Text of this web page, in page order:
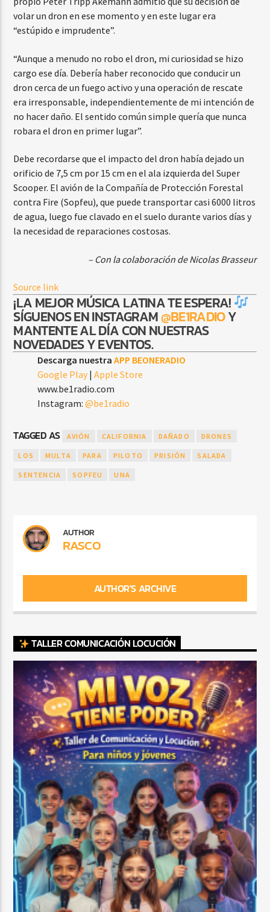
volar un dron en ese momento y en este lugar era
“estúpido e imprudente”.
“Aunque a menudo no robo el dron, mi curiosidad se hizo
cargo ese día. Debería haber reconocido que conducir un
dron cerca de un fuego activo y una operación de rescate
era irresponsable, independientemente de mi intención de
no hacer daño. El sentido común simple quería que nunca
robara el dron en primer lugar”.
Debe recordarse que el impacto del dron había dejado un
orificio de 7,5 cm por 15 cm en el ala izquierda del Super
Scooper. El avión de la Compañía de Protección Forestal
contra Fire (Sopfeu), que puede transportar casi 6000 litros
de agua, luego fue clavado en el suelo durante varios días y
la necesidad de reparaciones costosas.
– Con la colaboración de Nicolas Brasseur
Source link
¡LA MEJOR MÚSICA LATINA TE ESPERA!
SÍGUENOS EN INSTAGRAM@BE1RADIOY
MANTENTE AL DÍA CON NUESTRAS
NOVEDADES Y EVENTOS.
Descarga nuestraAPP BEONERADIO
Google Play |Apple Store
www.be1radio.com
Instagram:@be1radio
TAGGED AS AVIÓN CALIFORNIA DAÑADO DRONES
LOS MULTA PARA PILOTO PRISIÓN SALADA
SENTENCIA SOPFEU UNA
AUTHOR
RASCO
AUTHOR'S ARCHIVE
TALLER COMUNICACIÓN LOCUCIÓN